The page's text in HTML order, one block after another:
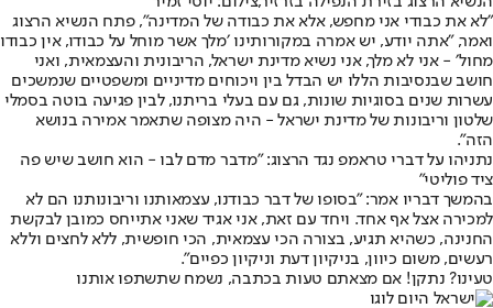
״לא את כבודי אני מחפש, אלא את כבודה של המדינה", פתח הנשיא הרצוג
ואמר, "אתה יודע, יש אמרה במקורותינו ׳מלך אשר מוחל על כבודו, אין כבודו
מחול׳ - אני לא מלך, אני נשיא מדינת ישראל, הריבונית והעצמאית, ואני
חושב שבנסיבות הללו יש הבדל בין ויכוחים מדיניים ומשפטיים שנמשכים
עשרות שנים בסוגיות שונות, גם עם בעלי בריתנו, לבין פגיעה בוטה בסמלי
שלטון וריבונות של מדינת ישראל - היה מצופה שתאמר אמירה בנושא
הזה".
נתניהו על דברי טראמפ נגד הרצוג: "מדבר מדם לבו - הוא חושב שיש פה
ציד פוליטי"
בהמשך דבריו אמר: "בסופו של דבר כבודנו, עצמאותנו וריבונותנו הם לא
למכירה אצל אף אחד. ויחד עם זאת, אני אגיד שאני אתייחס כמובן לבקשת
החנינה, כשהיא תגיע, בצורה הכי עצמאית, הכי חופשית, ללא לחצים וללא
רעשים, משום כיוון, בניקיון דעת וניקיון כפיים״.
טעינו? נתקן! אם מצאתם טעות בכתבה, נשמח שתשתפו אותנו